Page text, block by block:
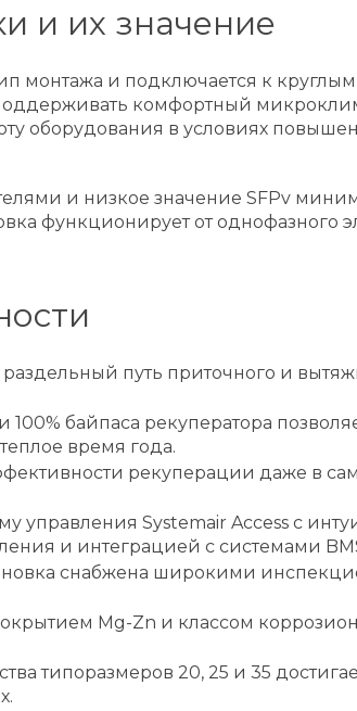
и их значение
монтажа и подключается к
комфортный
оборудования в условиях
и низкое значение SFPv
функционирует от однофазного
путь приточного и
байпаса рекуператора
время года.
рекуперации даже в
управления Systemair Access с
и интеграцией с системами
снабжена широкими
Mg-Zn и классом
типоразмеров 20, 25 и 35